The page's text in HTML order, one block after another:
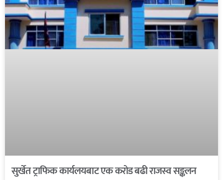
सुर्खेत ट्राफिक कार्यलयबाट एक करोड बढी राजस्व सङ्कलन